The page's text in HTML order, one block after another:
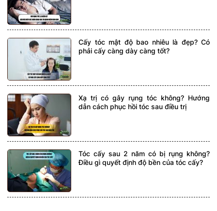
Cấy tóc mật độ bao nhiêu là đẹp? Có
phải cấy càng dày càng tốt?
Xạ trị có gây rụng tóc không? Hướng
dẫn cách phục hồi tóc sau điều trị
Tóc cấy sau 2 năm có bị rụng không?
Điều gì quyết định độ bền của tóc cấy?